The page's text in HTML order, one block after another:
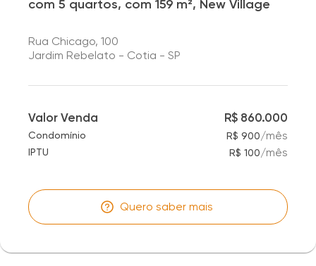
com 5 quartos, com 159 m², New Village
Rua Chicago, 100
Jardim Rebelato - Cotia - SP
Valor Venda R$ 860.000
Condomínio R$ 900/mês
IPTU R$ 100/mês
Quero saber mais